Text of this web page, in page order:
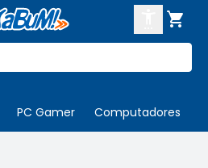

PC Gamer Computadores